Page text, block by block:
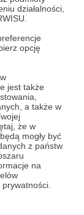
działalności,
opcję
jest także
a także w
że w
mogły być
z państw
na
po
którzy
nie tylko